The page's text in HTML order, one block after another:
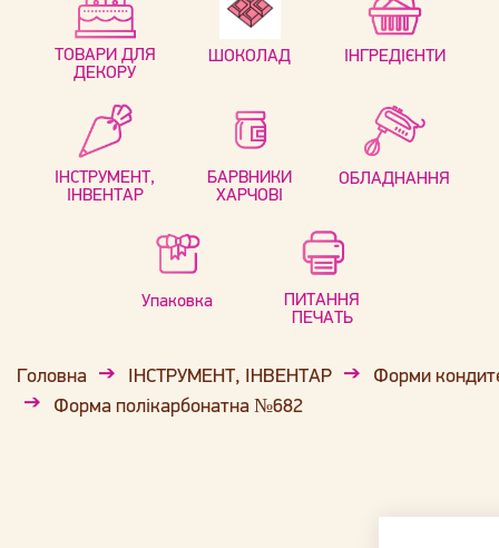
ТОВАРИ ДЛЯ
ДЕКОРУ
ШОКОЛАД ІНГРЕДІЄНТИ
ІНСТРУМЕНТ,
ІНВЕНТАР
БАРВНИКИ
ХАРЧОВІ
ОБЛАДНАННЯ
Упаковка
ПИТАННЯ
ПЕЧАТЬ
Головна ІНСТРУМЕНТ, ІНВЕНТАР
Форми
Форма полікарбонатна №682